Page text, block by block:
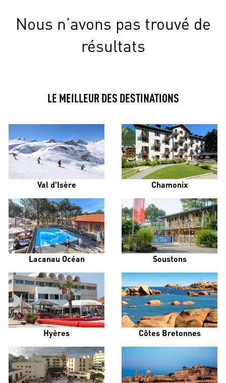
Nous n’avons pas trouvé de
résultats
LE MEILLEUR DES DESTINATIONS
Val d'Isère Chamonix
Lacanau Océan Soustons
Hyères Côtes Bretonnes